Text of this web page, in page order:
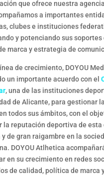
que ofrece nuestra
a importantes
clubes e instituciones
y potenciando sus
marca y estrategia de
de crecimiento, DOYOU
un importante acuerdo con el
, una de las instituciones
de Alicante, para gestionar
todos sus ámbitos, con el
la reputación deportiva de esta
y de gran raigambre en la
DOYOU Atlhetica
en su crecimiento en redes
de calidad, política de marca